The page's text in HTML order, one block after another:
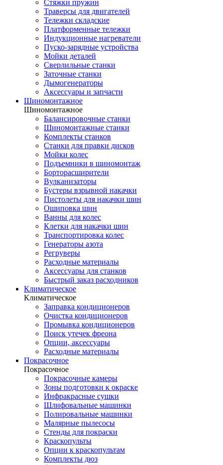
Стяжки пружин
Траверсы для двигателей
Тележки складские
Платформенные тележки
Индукционные нагреватели
Пуско-зарядные устройства
Мойки деталей
Сверлильные станки
Заточные станки
Дымогенераторы
Аксессуары и запчасти
Шиномонтажное
Шиномонтажное
Балансировочные станки
Шиномонтажные станки
Комплекты станков
Станки для правки дисков
Мойки колес
Подъемники в шиномонтаж
Борторасширители
Вулканизаторы
Бустеры взрывной накачки
Пистолеты для накачки шин
Ошиповка шин
Ванны для колес
Клетки для накачки шин
Транспортировка колес
Генераторы азота
Регруверы
Расходные материалы
Аксессуары для станков
Быстрый заказ расходников
Климатическое
Климатическое
Заправка кондиционеров
Очистка кондиционеров
Промывка кондиционеров
Поиск утечек фреона
Опции, аксессуары
Расходные материалы
Покрасочное
Покрасочное
Покрасочные камеры
Зоны подготовки к окраске
Инфракрасные сушки
Шлифовальные машинки
Полировальные машинки
Малярные пылесосы
Стенды для покраски
Краскопульты
Опции к краскопультам
Комплекты дюз